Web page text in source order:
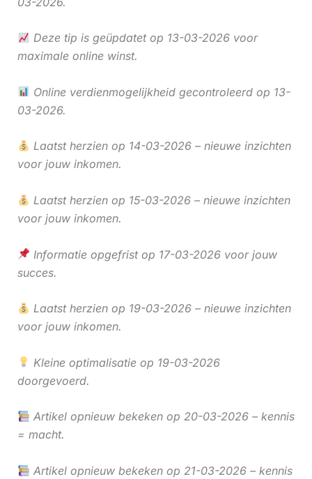
Deze tip is geüpdatet op 13-03-2026 voor
maximale online winst.
Online verdienmogelijkheid gecontroleerd op 13-
03-2026.
Laatst herzien op 14-03-2026 – nieuwe inzichten
voor jouw inkomen.
Laatst herzien op 15-03-2026 – nieuwe inzichten
voor jouw inkomen.
Informatie opgefrist op 17-03-2026 voor jouw
succes.
Laatst herzien op 19-03-2026 – nieuwe inzichten
voor jouw inkomen.
Kleine optimalisatie op 19-03-2026
doorgevoerd.
Artikel opnieuw bekeken op 20-03-2026 – kennis
= macht.
Artikel opnieuw bekeken op 21-03-2026 – kennis